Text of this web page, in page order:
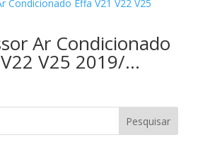
Ar Condicionado
V25 2019/…
Pesquisar